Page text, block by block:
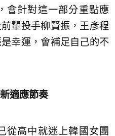
會針對這一部分重點應
輩投手柳賢振，王彥程
幸運，會補足自己的不
適應節奏
從高中就迷上韓國女團